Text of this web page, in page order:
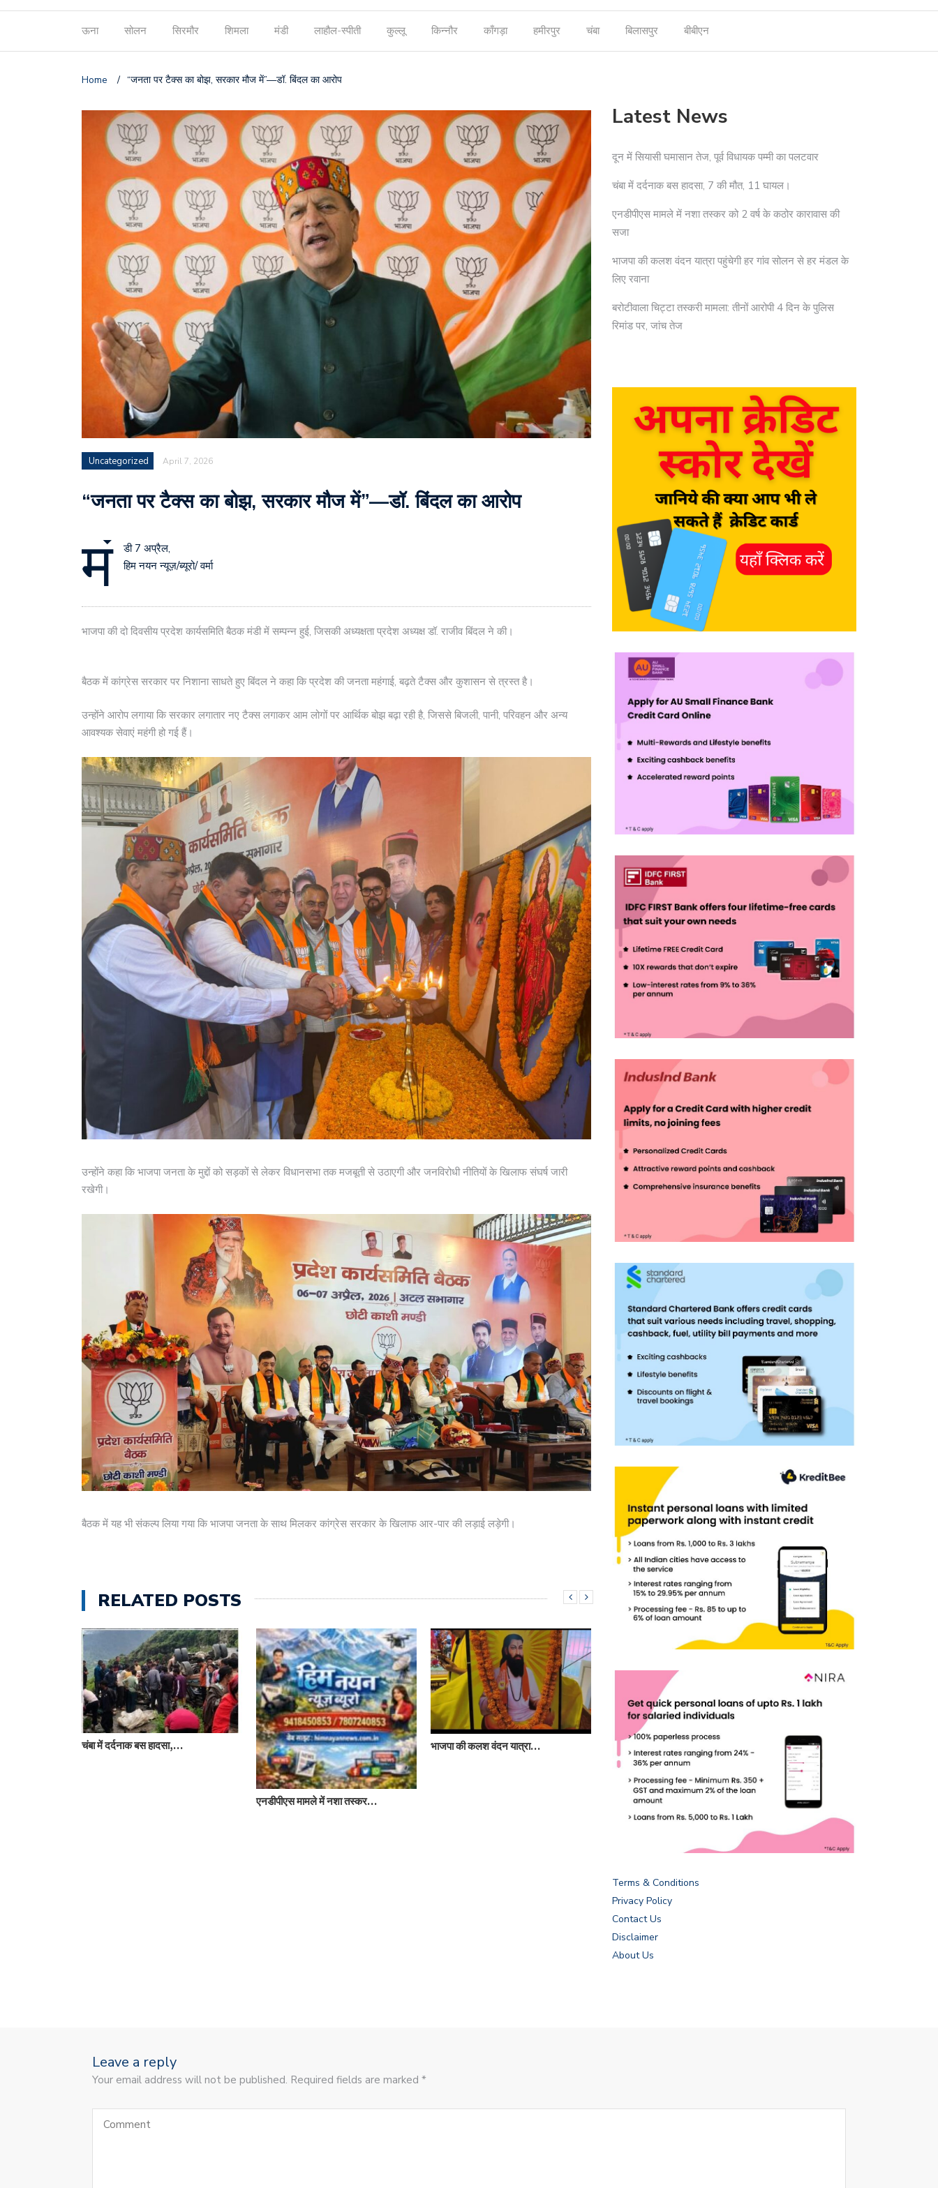
ऊना सोलन सिरमौर शिमला मंडी लाहौल-स्पीती कुल्लू किन्नौर काँगड़ा हमीरपुर चंबा बिलासपुर बीबीएन
Home / “जनता पर टैक्स का बोझ, सरकार मौज में”—डॉ. बिंदल का आरोप
Uncategorized April 7, 2026
“जनता पर टैक्स का बोझ, सरकार मौज में”—डॉ. बिंदल का आरोप
मं
डी 7 अप्रैल,
हिम नयन न्यूज़/ब्यूरो/ वर्मा
भाजपा की दो दिवसीय प्रदेश कार्यसमिति बैठक मंडी में सम्पन्न हुई, जिसकी अध्यक्षता प्रदेश अध्यक्ष डॉ. राजीव बिंदल ने की।
बैठक में कांग्रेस सरकार पर निशाना साधते हुए बिंदल ने कहा कि प्रदेश की जनता महंगाई, बढ़ते टैक्स और कुशासन से त्रस्त है।
उन्होंने आरोप लगाया कि सरकार लगातार नए टैक्स लगाकर आम लोगों पर आर्थिक बोझ बढ़ा रही है, जिससे बिजली, पानी, परिवहन और अन्य
आवश्यक सेवाएं महंगी हो गई हैं।
उन्होंने कहा कि भाजपा जनता के मुद्दों को सड़कों से लेकर विधानसभा तक मजबूती से उठाएगी और जनविरोधी नीतियों के खिलाफ संघर्ष जारी
रखेगी।
बैठक में यह भी संकल्प लिया गया कि भाजपा जनता के साथ मिलकर कांग्रेस सरकार के खिलाफ आर-पार की लड़ाई लड़ेगी।
RELATED POSTS
चंबा में दर्दनाक बस हादसा,…
एनडीपीएस मामले में नशा तस्कर…
भाजपा की कलश वंदन यात्रा…
बरोटीवाला चिट्टा तस्करी मामला: तीनों… 10 अगस्त को सोलन के…
Latest News
दून में सियासी घमासान तेज, पूर्व विधायक पम्मी का पलटवार
चंबा में दर्दनाक बस हादसा, 7 की मौत, 11 घायल।
एनडीपीएस मामले में नशा तस्कर को 2 वर्ष के कठोर कारावास की
सजा
भाजपा की कलश वंदन यात्रा पहुंचेगी हर गांव सोलन से हर मंडल के
लिए रवाना
बरोटीवाला चिट्टा तस्करी मामला: तीनों आरोपी 4 दिन के पुलिस
रिमांड पर, जांच तेज
Terms & Conditions
Privacy Policy
Contact Us
Disclaimer
About Us
Leave a reply
Your email address will not be published. Required fields are marked *